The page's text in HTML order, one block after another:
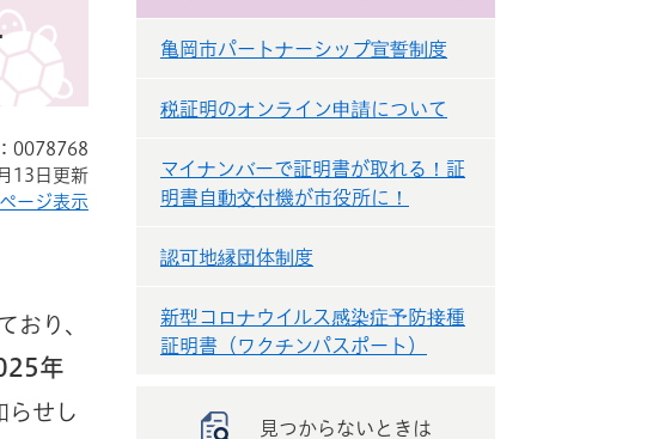
0078768
13日更新
ージ表示
おり、
年
らせし
亀岡市パートナーシップ宣誓制度
税証明のオンライン申請について
マイナンバーで証明書が取れる！証
明書自動交付機が市役所に！
認可地縁団体制度
新型コロナウイルス感染症予防接種
証明書（ワクチンパスポート）
見つからないときは